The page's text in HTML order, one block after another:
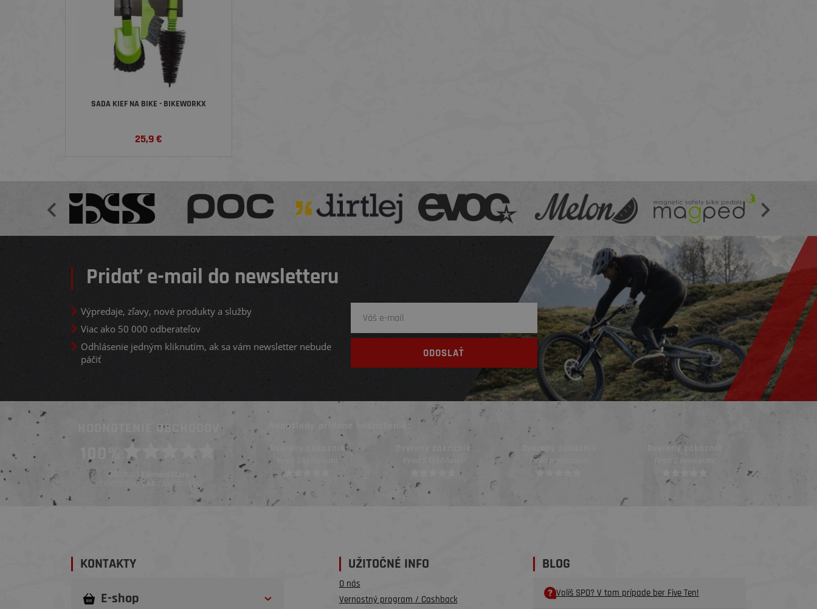
SADA KIEF NA BIKE - BIKEWORKX
25,9€
Pridať e-mail do newsletteru
Výpredaje, zľavy, nové produkty a služby
Viac ako 50 000 odberateľov
Odhlásenie jedným kliknutím, ak sa vám newsletter nebude
páčiť
HODNOTENIE OBCHODOV
100%
Obchod ElementStore
ohodnotilo 244 zákazníkov
Naposledy pridané hodnotenie::
Pred 3 dňami Pred 3 týždňami
Overený zákazník Overený zákazník
Pred mesiacom
Overený zákazník
Pred 2 mesiacmi
Overený zákazník
KONTAKTY
E-shop
UŽITOČNÉ INFO
O nás
Vernostný program / Cashback
BLOG
Volíš SPD? V tom prípade ber Five Ten!